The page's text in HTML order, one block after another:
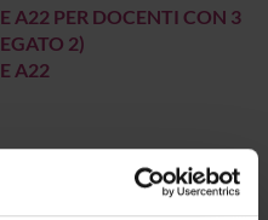
A22 PER DOCENTI CON 3
2)
A22
e sbocchi